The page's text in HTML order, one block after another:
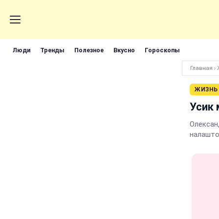
Люди Тренды Полезное Вкусно Гороскопы
Главная ›
ЖИЗНЬ
Усик